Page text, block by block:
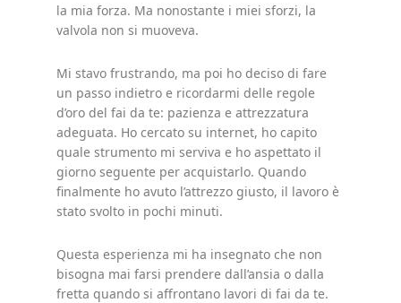
la mia forza. Ma nonostante i miei sforzi, la
valvola non si muoveva.
Mi stavo frustrando, ma poi ho deciso di fare
un passo indietro e ricordarmi delle regole
d’oro del fai da te: pazienza e attrezzatura
adeguata. Ho cercato su internet, ho capito
quale strumento mi serviva e ho aspettato il
giorno seguente per acquistarlo. Quando
finalmente ho avuto l’attrezzo giusto, il lavoro è
stato svolto in pochi minuti.
Questa esperienza mi ha insegnato che non
bisogna mai farsi prendere dall’ansia o dalla
fretta quando si affrontano lavori di fai da te.